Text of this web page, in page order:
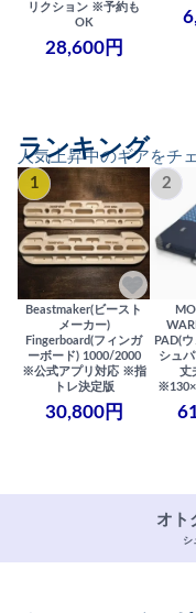
リクション ※予約も
OK
28,600円
人気上昇中のギアをチ
ランキング
1
Beastmaker(ビースト
メーカー)
Fingerboard(フィンガ
ーボード) 1000/2000
※公式アプリ対応 ※指
トレ決定版
30,800円
2
PAD(
シュ
丈
オト
シ